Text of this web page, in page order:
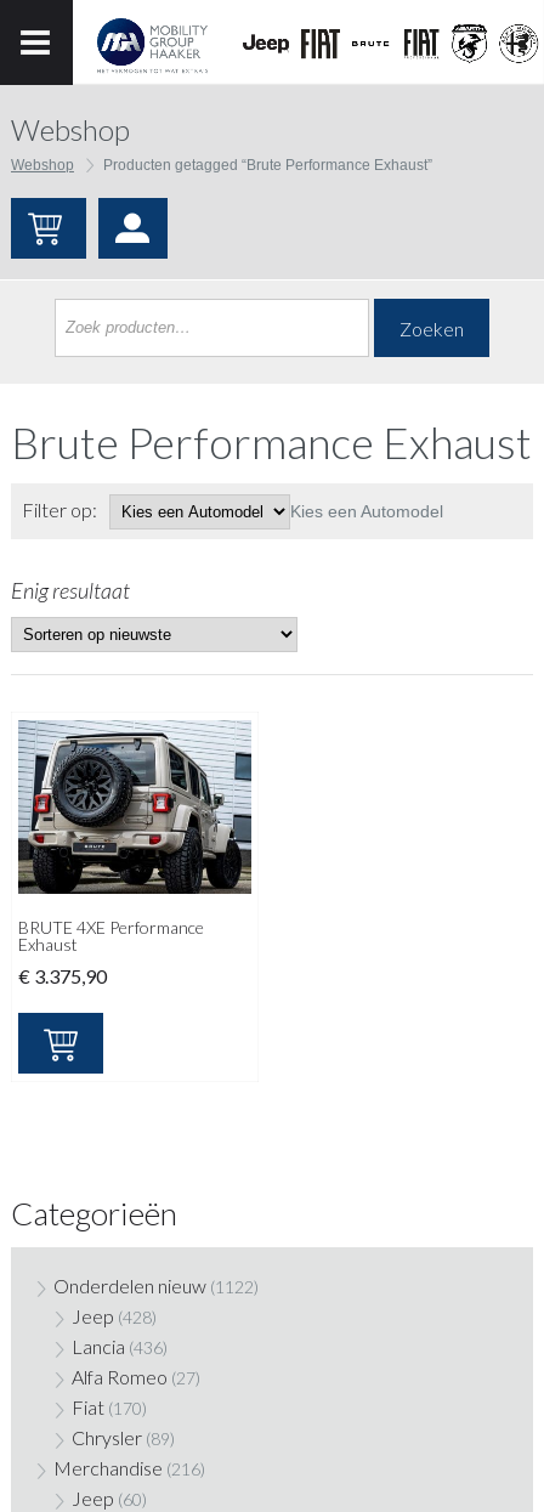
Webshop
Webshop Producten getagged “Brute Performance Exhaust”
Zoeken
Brute Performance Exhaust
Filter op: Kies een Automodel
Enig resultaat
BRUTE 4XE Performance
Exhaust
€ 3.375,90
Categorieën
Onderdelen nieuw (1122)
Jeep (428)
Lancia (436)
Alfa Romeo (27)
Fiat (170)
Chrysler (89)
Merchandise (216)
Jeep (60)